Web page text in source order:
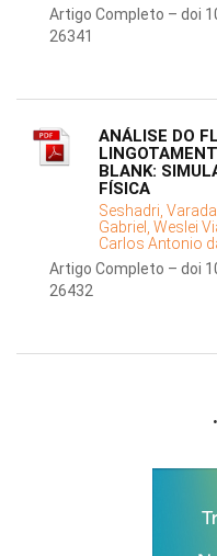
Artigo Completo – doi
26341
ANÁLISE DO
BLANK:
FÍSICA
Seshadri,
Gabriel, Weslei
Carlos Antonio
Artigo Completo – doi
26432